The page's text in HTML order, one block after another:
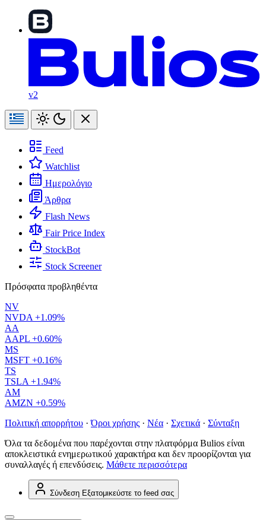
v2
Feed
Watchlist
Ημερολόγιο
Άρθρα
Flash News
Fair Price Index
StockBot
Stock Screener
Πρόσφατα προβληθέντα
NV
NVDA +1.09%
AA
AAPL +0.60%
MS
MSFT +0.16%
TS
TSLA +1.94%
AM
AMZN +0.59%
Πολιτική απορρήτου · Όροι χρήσης · Νέα · Σχετικά · Σύνταξη
Όλα τα δεδομένα που παρέχονται στην πλατφόρμα Bulios είναι
αποκλειστικά ενημερωτικού χαρακτήρα και δεν προορίζονται για
συναλλαγές ή επενδύσεις. Μάθετε περισσότερα
Σύνδεση Εξατομικεύστε το feed σας